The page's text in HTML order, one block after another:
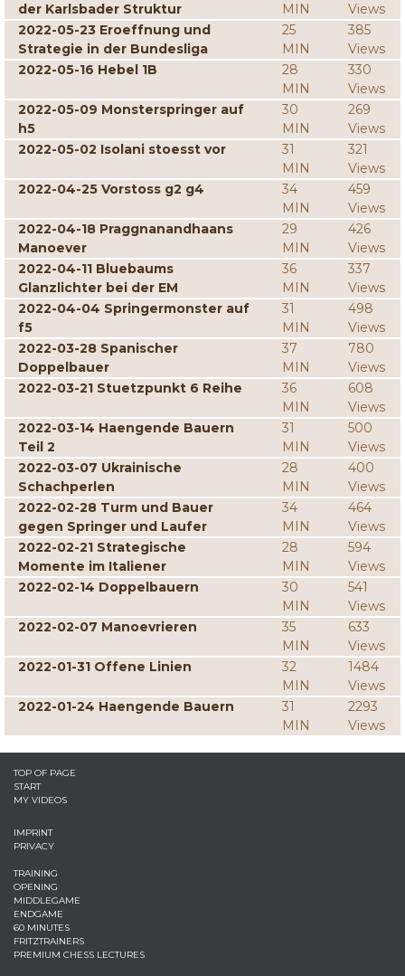
der Karlsbader Struktur
MIN
Views
2022-05-23 Eroeffnung und
Strategie in der Bundesliga
25
MIN
385
Views
2022-05-16 Hebel 1B
28
MIN
330
Views
2022-05-09 Monsterspringer auf
h5
30
MIN
269
Views
2022-05-02 Isolani stoesst vor
31
MIN
321
Views
2022-04-25 Vorstoss g2 g4
34
MIN
459
Views
2022-04-18 Praggnanandhaans
Manoever
29
MIN
426
Views
2022-04-11 Bluebaums
Glanzlichter bei der EM
36
MIN
337
Views
2022-04-04 Springermonster auf
f5
31
MIN
498
Views
2022-03-28 Spanischer
Doppelbauer
37
MIN
780
Views
2022-03-21 Stuetzpunkt 6 Reihe
36
MIN
608
Views
2022-03-14 Haengende Bauern
Teil 2
31
MIN
500
Views
2022-03-07 Ukrainische
Schachperlen
28
MIN
400
Views
2022-02-28 Turm und Bauer
gegen Springer und Laufer
34
MIN
464
Views
2022-02-21 Strategische
Momente im Italiener
28
MIN
594
Views
2022-02-14 Doppelbauern
30
MIN
541
Views
2022-02-07 Manoevrieren
35
MIN
633
Views
2022-01-31 Offene Linien
32
MIN
1484
Views
2022-01-24 Haengende Bauern
31
MIN
2293
Views
TOP OF PAGE
START
MY VIDEOS
IMPRINT
PRIVACY
TRAINING
OPENING
MIDDLEGAME
ENDGAME
60 MINUTES
FRITZTRAINERS
PREMIUM CHESS LECTURES